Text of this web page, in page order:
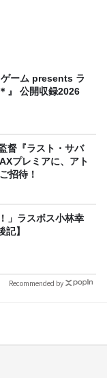
ーム presents ラ
』 公開収録2026
督『ラスト・サバ
プレミアに、アト
招待！
」ラスボス小林幸
】
Recommended by